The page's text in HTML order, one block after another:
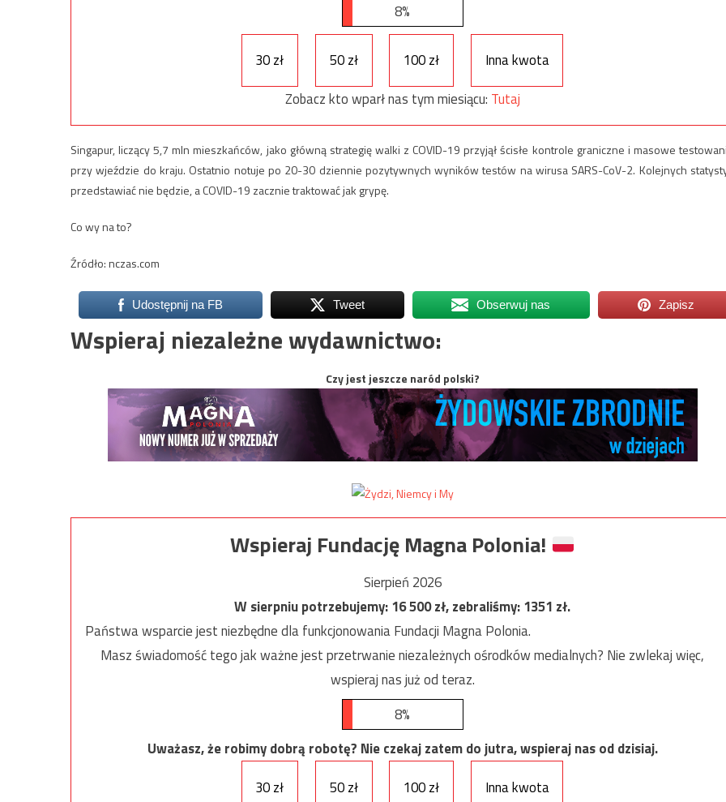
8%
30 zł 50 zł 100 zł
Inna kwota
Zobacz kto wparł nas tym miesiącu: Tutaj
Singapur, liczący 5,7 mln mieszkańców, jako główną strategię walki z COVID-19 przyjął ścisłe kontrole graniczne i masowe
przy wjeździe do kraju. Ostatnio notuje po 20-30 dziennie pozytywnych wyników testów na wirusa SARS-CoV-2. Kolejnych
przedstawiać nie będzie, a COVID-19 zacznie traktować jak grypę.
Co wy na to?
Źródło: nczas.com
Udostępnij na FB Tweet Obserwuj nas Zapisz
Wspieraj niezależne wydawnictwo:
Czy jest jeszcze naród polski?
Wspieraj Fundację Magna Polonia!
Sierpień 2026
W sierpniu potrzebujemy:16 500zł, zebraliśmy:1351 zł.
Państwa wsparcie jest niezbędne dla funkcjonowania Fundacji Magna Polonia.
Masz świadomość tego jak ważne jest przetrwanie niezależnych ośrodków medialnych? Nie zwlekaj więc,
wspieraj nas już od teraz.
8%
Uważasz, że robimy dobrą robotę? Nie czekaj zatem do jutra, wspieraj nas od dzisiaj.
30 zł
50 zł 100 zł Inna kwota